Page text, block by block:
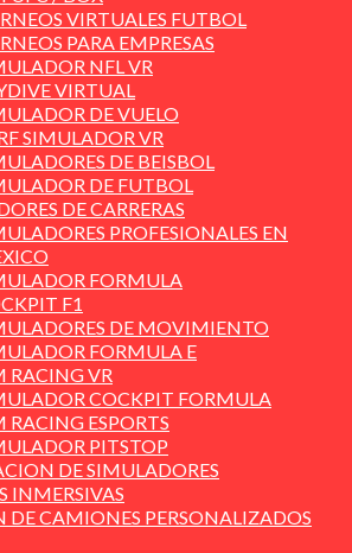
VIRTUALES FUTBOL
PARA EMPRESAS
NFL VR
VIRTUAL
DE VUELO
SIMULADOR VR
DE BEISBOL
DE FUTBOL
DE CARRERAS
PROFESIONALES EN
FORMULA
F1
DE MOVIMIENTO
FORMULA E
RACING VR
COCKPIT FORMULA
RACING ESPORTS
PITSTOP
DE SIMULADORES
INMERSIVAS
DE CAMIONES PERSONALIZADOS